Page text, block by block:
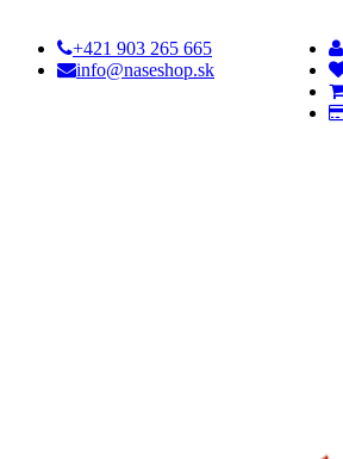
+421 903 265 665
info@naseshop.sk